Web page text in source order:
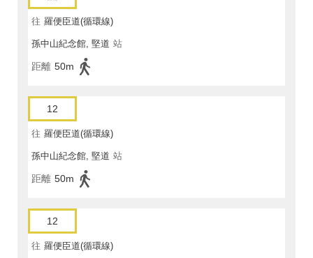
往 羅便臣道(循環線)
孫中山紀念館, 堅道 站
距離 50m
12
往 羅便臣道(循環線)
孫中山紀念館, 堅道 站
距離 50m
12
往 羅便臣道(循環線)